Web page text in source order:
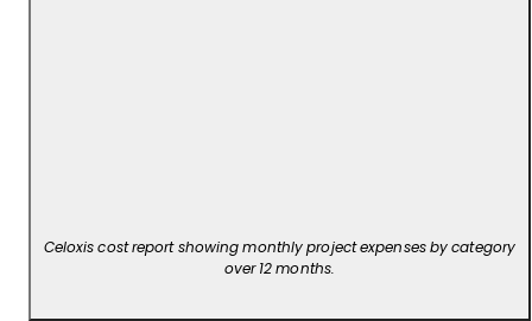
Celoxis cost report showing monthly project expenses by category
over 12 months.